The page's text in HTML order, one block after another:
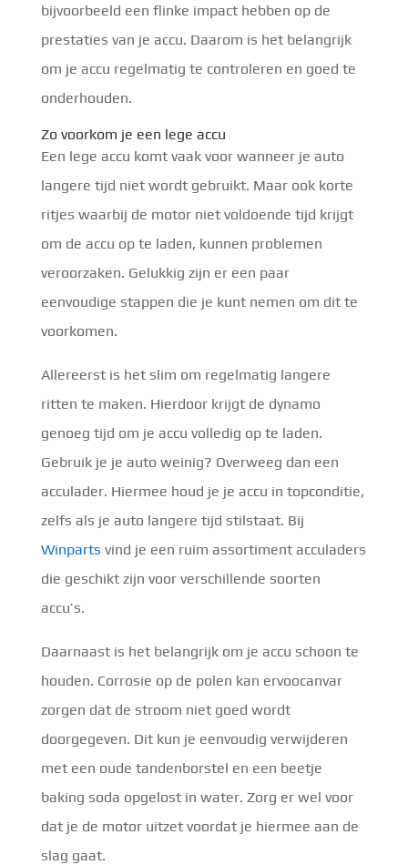
bijvoorbeeld een flinke impact hebben op de
prestaties van je accu. Daarom is het belangrijk
om je accu regelmatig te controleren en goed te
onderhouden.
Zo voorkom je een lege accu
Een lege accu komt vaak voor wanneer je auto
langere tijd niet wordt gebruikt. Maar ook korte
ritjes waarbij de motor niet voldoende tijd krijgt
om de accu op te laden, kunnen problemen
veroorzaken. Gelukkig zijn er een paar
eenvoudige stappen die je kunt nemen om dit te
voorkomen.
Allereerst is het slim om regelmatig langere
ritten te maken. Hierdoor krijgt de dynamo
genoeg tijd om je accu volledig op te laden.
Gebruik je je auto weinig? Overweeg dan een
acculader. Hiermee houd je je accu in topconditie,
zelfs als je auto langere tijd stilstaat. Bij
Winparts vind je een ruim assortiment acculaders
die geschikt zijn voor verschillende soorten
accu’s.
Daarnaast is het belangrijk om je accu schoon te
houden. Corrosie op de polen kan ervoocanvar
zorgen dat de stroom niet goed wordt
doorgegeven. Dit kun je eenvoudig verwijderen
met een oude tandenborstel en een beetje
baking soda opgelost in water. Zorg er wel voor
dat je de motor uitzet voordat je hiermee aan de
slag gaat.